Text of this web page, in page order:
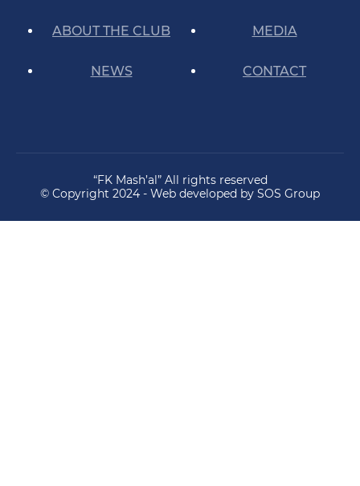
ABOUT THE CLUB
NEWS
MEDIA
CONTACT
“FK Mash’al” All rights reserved
© Copyright 2024 - Web developed by SOS Group